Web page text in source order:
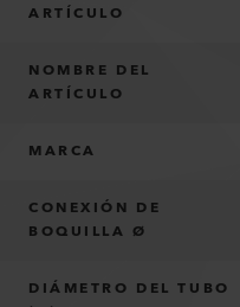
ARTÍCULO
NOMBRE DEL
ARTÍCULO
MARCA
CONEXIÓN DE
BOQUILLA Ø
DIÁMETRO DEL TUBO